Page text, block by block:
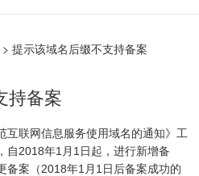
> 提示该域名后缀不支持备案
持备案
互联网信息服务使用域名的通知》工
自2018年1月1日起，进行新增备
备案（2018年1月1日后备案成功的